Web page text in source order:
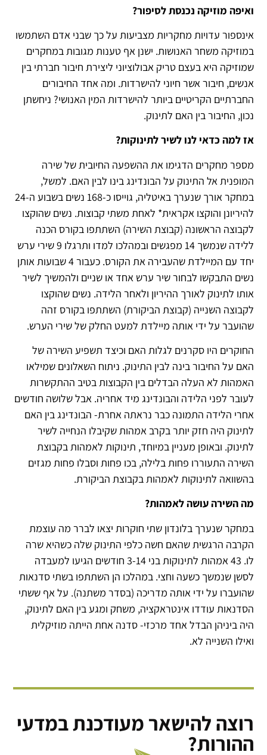
ואיפה מוזיקה נכנסת לסיפור?
אינספור עדויות מחקריות מצביעות על כך שבני אדם השתמשו
במוזיקה משחר האנושות. ישנן אף טענות מגובות במחקרים
שמוזיקה היא בעצם טריק אבולוציוני ליצירת חיבור חברתי בין
אנשים, חיבור אשר חיוני להישרדות. ומה אחד החיבורים
החברתיים הקריטיים ביותר להישרדות המין האנושי? ניחשתן
נכון, החיבור בין האם לתינוק.
אז למה כדאי לנו לשיר לתינוקות?
מספר מחקרים הדגימו את ההשפעה החיובית של שירה
המופנית אל התינוק על הבונדינג בינו לבין האם. למשל,
במחקר אורך שנערך באיטליה, גוייסו כ-168 נשים בשבוע ה-24
להיריונן והוקצו אקראית* לאחת משתי קבוצות. נשים שהוקצו
לקבוצה הראשונה (קבוצת השירה) השתתפו בקורס הכנה
ללידה שנמשך 14 מפגשים ובמהלכו למדו ותרגלו 9 שירי ערש
יחד עם המיילדת שהעבירה את הקורס. כעבור 4 שבועות אותן
נשים התבקשו לבחור שיר ערש אחד או שניים ולהמשיך לשיר
אותו לתינוק לאורך ההיריון ולאחר הלידה. נשים שהוקצו
לקבוצה השנייה (קבוצת הביקורת) השתתפו בקורס זהה
שהועבר על ידי אותה מיילדת למעט החלק של שירי הערש.
החוקרים היו סקרנים לגלות האם וכיצד תשפיע השירה של
האם על החיבור בינה לבין התינוק. ניתוח השאלונים שמילאו
האמהות לא העלה הבדלים בין הקבוצות בטיב ההתקשרות
לעובר לפני הלידה והבונדינג מיד אחריה. אבל שלושה חודשים
אחרי הלידה התמונה כבר נראתה אחרת- הבונדינג בין האם
לתינוק היה חזק יותר בקרב אמהות שקיבלו הנחייה לשיר
לתינוק. ובאופן מעניין במיוחד, תינוקות לאמהות בקבוצת
השירה התעוררו פחות בלילה, בכו פחות וסבלו פחות מגזים
בהשוואה לתינוקות לאמהות בקבוצת הביקורת.
מה השירה עושה לאמהות?
במחקר שנערך בלונדון שתי חוקרות יצאו לברר מה עוצמת
הקרבה הרגשית שהאם חשה כלפי התינוק שלה כשהיא שרה
לו. 43 אמהות לתינוקות בני 3-14 חודשים הגיעו למעבדה
לסשן שנמשך כשעה וחצי. במהלכו הן השתתפו בשתי סדנאות
שהועברו על ידי אותה מדריכה (בסדר משתנה). על אף ששתי
הסדנאות עודדו אינטראקציה, משחק ומגע בין האם לתינוק,
היה ביניהן הבדל אחד מרכזי- סדנה אחת הייתה מוזיקלית
ואילו השנייה לא.
רוצה להישאר מעודכנת במדעי
ההורות?